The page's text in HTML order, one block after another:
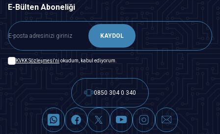
E-Bülten Aboneliği
KAYDOL
KVKK Sözleşmesi'ni okudum, kabul ediyorum.
0850 304 0 340